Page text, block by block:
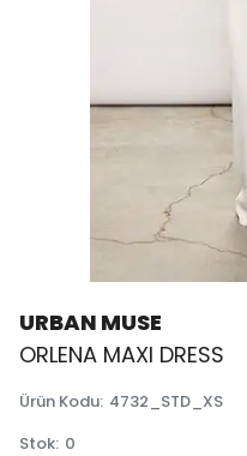
URBAN MUSE
ORLENA MAXI DRESS
Ürün Kodu: 4732_STD_XS
Stok: 0